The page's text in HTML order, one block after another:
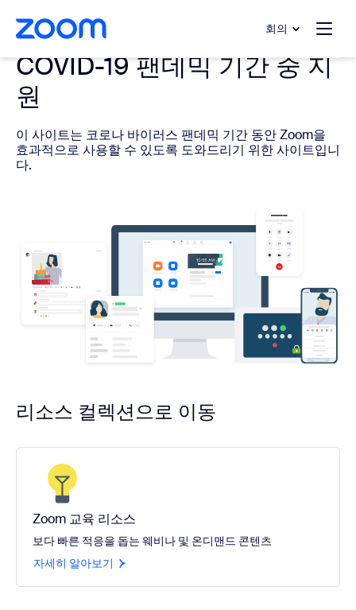
으로 건너뛰기
팅으로 건너뛰기 회의
COVID-19 팬데믹 기간 중 지
원
이 사이트는 코로나 바이러스 팬데믹 기간 동안 Zoom을
효과적으로 사용할 수 있도록 도와드리기 위한 사이트입니
다.
리소스 컬렉션으로 이동
Zoom 교육 리소스
보다 빠른 적응을 돕는 웨비나 및 온디맨드 콘텐츠
자세히 알아보기